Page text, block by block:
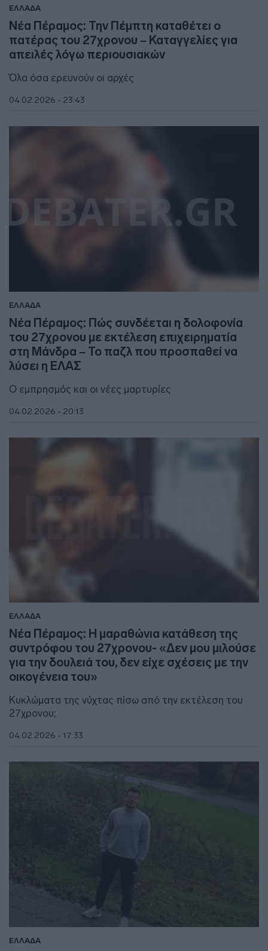
ΕΛΛΑΔΑ
Νέα Πέραμος: Την Πέμπτη καταθέτει ο
πατέρας του 27χρονου – Καταγγελίες για
απειλές λόγω περιουσιακών
Όλα όσα ερευνούν οι αρχές
04.02.2026 - 23:43
ΕΛΛΑΔΑ
Νέα Πέραμος: Πώς συνδέεται η δολοφονία
του 27χρονου με εκτέλεση επιχειρηματία
στη Μάνδρα – Το παζλ που προσπαθεί να
λύσει η ΕΛΑΣ
Ο εμπρησμός και οι νέες μαρτυρίες
04.02.2026 - 20:13
ΕΛΛΑΔΑ
Νέα Πέραμος: Η μαραθώνια κατάθεση της
συντρόφου του 27χρονου- «Δεν μου μιλούσε
για την δουλειά του, δεν είχε σχέσεις με την
οικογένεια του»
Κυκλώματα της νύχτας πίσω από την εκτέλεση του
27χρονου;
04.02.2026 - 17:33
ΕΛΛΑΔΑ